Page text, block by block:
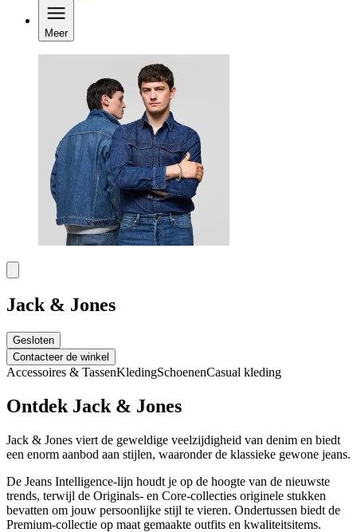
Meer
Jack & Jones
Gesloten
Contacteer de winkel
Accessoires & TassenKledingSchoenenCasual kleding
Ontdek Jack & Jones
Jack & Jones viert de geweldige veelzijdigheid van denim en biedt
een enorm aanbod aan stijlen, waaronder de klassieke gewone jeans.
De Jeans Intelligence-lijn houdt je op de hoogte van de nieuwste
trends, terwijl de Originals- en Core-collecties originele stukken
bevatten om jouw persoonlijke stijl te vieren. Ondertussen biedt de
Premium-collectie op maat gemaakte outfits en kwaliteitsitems.